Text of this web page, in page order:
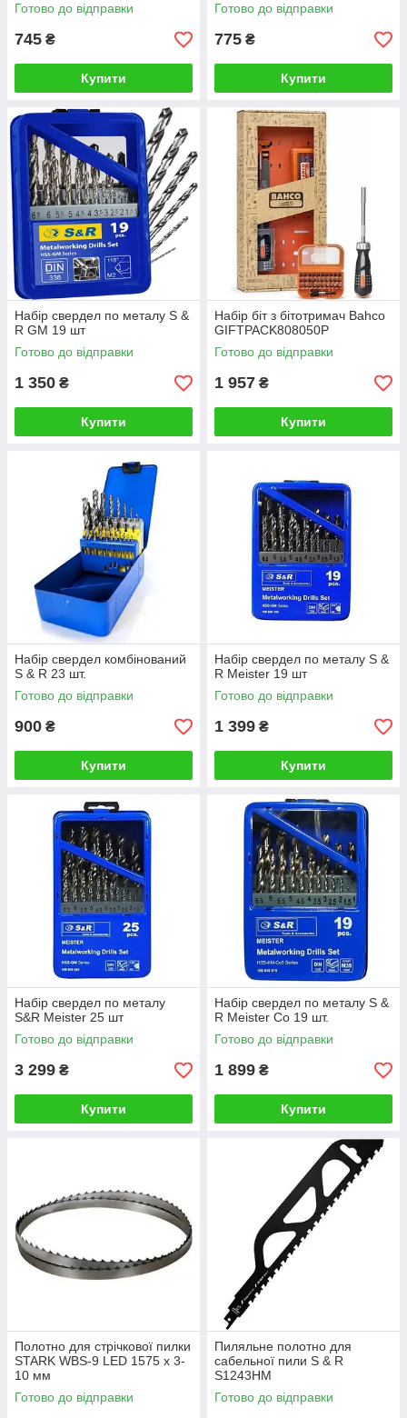
Готово до відправки
745 ₴
Купити
Готово до відправки
775 ₴
Купити
Набір свердел по металу S &
R GМ 19 шт
Готово до відправки
1 350 ₴
Купити
Набір біт з бітотримач Bahco
GIFTPACK808050P
Готово до відправки
1 957 ₴
Купити
Набір свердел комбінований
S & R 23 шт.
Готово до відправки
900 ₴
Купити
Набір свердел по металу S &
R Meister 19 шт
Готово до відправки
1 399 ₴
Купити
Набір свердел по металу
S&R Meister 25 шт
Готово до відправки
3 299 ₴
Купити
Набір свердел по металу S &
R Meister Co 19 шт.
Готово до відправки
1 899 ₴
Купити
Полотно для стрічкової пилки
STARK WBS-9 LED 1575 х 3-
10 мм
Готово до відправки
Пиляльне полотно для
сабельної пили S & R
S1243HM
Готово до відправки